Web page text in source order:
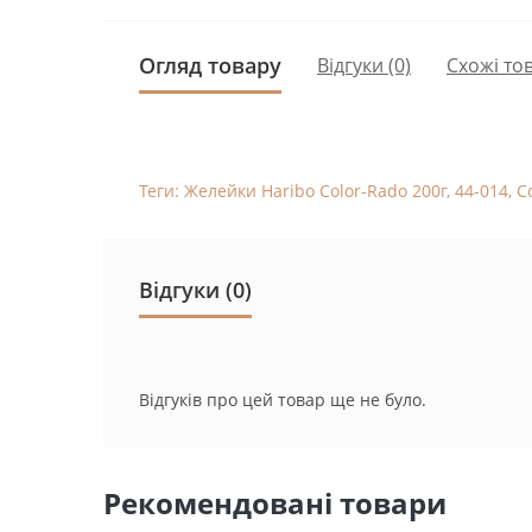
Огляд товару Відгуки (0) Схожі
Теги: Желейки Haribo Color-Rado 200г, 44-014,
Відгуки (0)
Відгуків про цей товар ще не було.
Рекомендовані товари